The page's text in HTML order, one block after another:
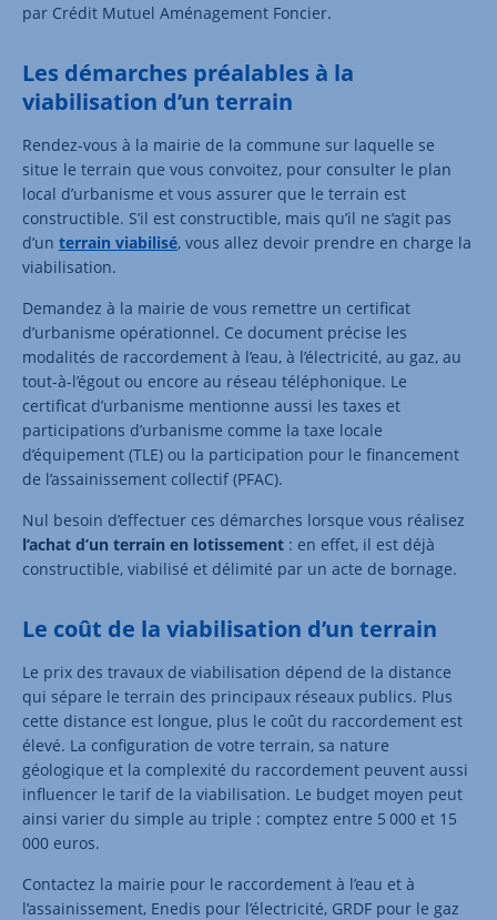
par Crédit Mutuel Aménagement Foncier.
Les démarches préalables à la
viabilisation d’un terrain
Rendez-vous à la mairie de la commune sur laquelle se
situe le terrain que vous convoitez, pour consulter le plan
local d’urbanisme et vous assurer que le terrain est
constructible. S’il est constructible, mais qu’il ne s’agit pas
d’un terrain viabilisé, vous allez devoir prendre en charge la
viabilisation.
Demandez à la mairie de vous remettre un certificat
d’urbanisme opérationnel. Ce document précise les
modalités de raccordement à l’eau, à l’électricité, au gaz, au
tout-à-l’égout ou encore au réseau téléphonique. Le
certificat d’urbanisme mentionne aussi les taxes et
participations d’urbanisme comme la taxe locale
d’équipement (TLE) ou la participation pour le financement
de l’assainissement collectif (PFAC).
Nul besoin d’effectuer ces démarches lorsque vous réalisez
l’achat d’un terrain en lotissement : en effet, il est déjà
constructible, viabilisé et délimité par un acte de bornage.
Le coût de la viabilisation d’un terrain
Le prix des travaux de viabilisation dépend de la distance
qui sépare le terrain des principaux réseaux publics. Plus
cette distance est longue, plus le coût du raccordement est
élevé. La configuration de votre terrain, sa nature
géologique et la complexité du raccordement peuvent aussi
influencer le tarif de la viabilisation. Le budget moyen peut
ainsi varier du simple au triple : comptez entre 5 000 et 15
000 euros.
Contactez la mairie pour le raccordement à l’eau et à
l’assainissement, Enedis pour l’électricité, GRDF pour le gaz